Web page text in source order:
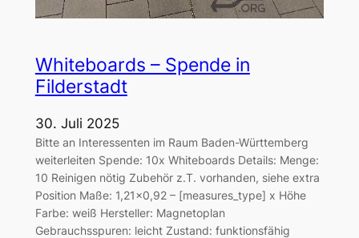
Whiteboards – Spende in
Filderstadt
30. Juli 2025
Bitte an Interessenten im Raum Baden-Württemberg
weiterleiten Spende: 10x Whiteboards Details: Menge:
10 Reinigen nötig Zubehör z.T. vorhanden, siehe extra
Position Maße: 1,21×0,92 – [measures_type] x Höhe
Farbe: weiß Hersteller: Magnetoplan
Gebrauchsspuren: leicht Zustand: funktionsfähig